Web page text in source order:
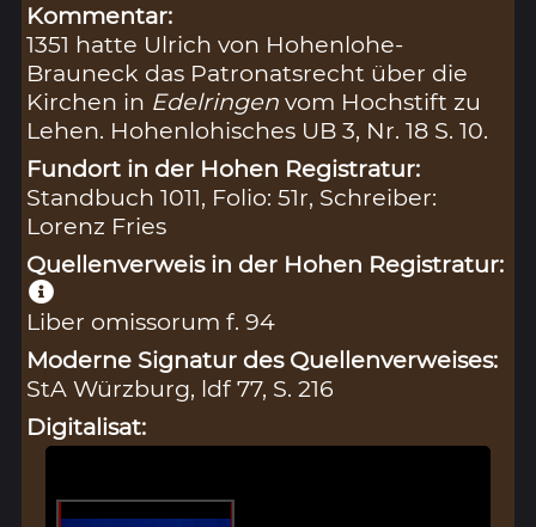
Kommentar:
1351 hatte Ulrich von Hohenlohe-
Brauneck das Patronatsrecht über die
Kirchen in Edelringen vom Hochstift zu
Lehen. Hohenlohisches UB 3, Nr. 18 S. 10.
Fundort in der Hohen Registratur:
Standbuch 1011, Folio: 51r, Schreiber:
Lorenz Fries
Quellenverweis in der Hohen Registratur:
Liber omissorum f. 94
Moderne Signatur des Quellenverweises:
StA Würzburg, ldf 77, S. 216
Digitalisat: